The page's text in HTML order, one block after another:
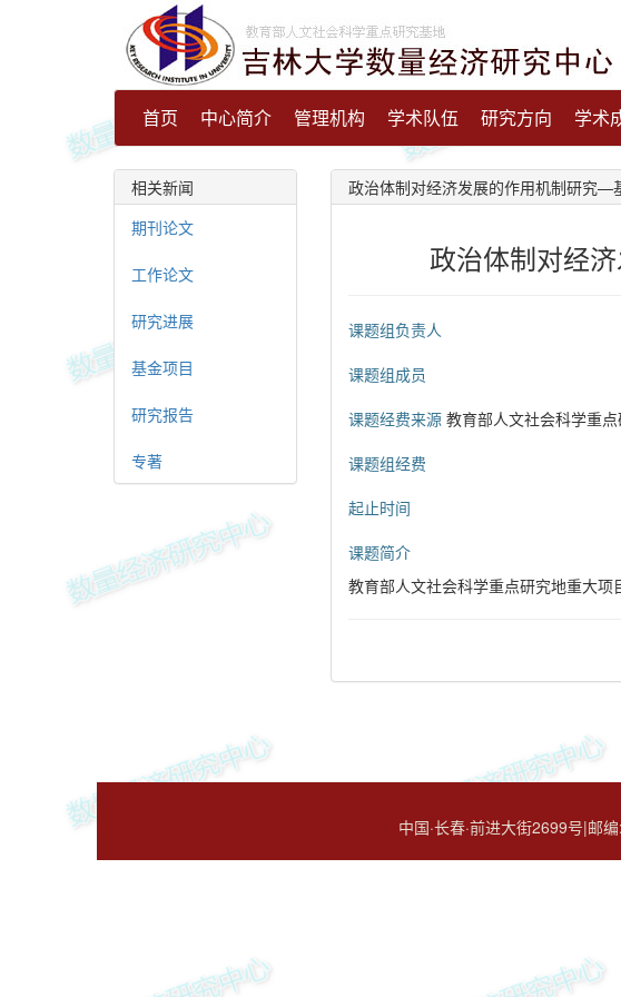
首页 中心简介 管理机构 学术队伍 研究方向 学术
相关新闻
期刊论文
工作论文
研究进展
基金项目
研究报告
专著
政治体制对经济发展的作用机制研究—
政治体制对经
课题组负责人
课题组成员
课题经费来源 教育部人文社会科学重
课题组经费
起止时间
课题简介
教育部人文社会科学重点研究地重大
中国·长春·前进大街2699号|邮